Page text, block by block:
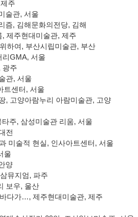
제주
술관, 서울
즘, 김해문화의전당, 김해
, 제주현대미술관, 제주
하여, 부산시립미술관, 부산
리GMA, 서울
광주
관, 서울
트센터, 서울
, 고양아람누리 아람미술관, 고양
타주, 삼성미술관 리움, 서울
전
미술적 현실, 인사아트센터, 서울
울
양
뮤지엄, 파주
보우, 울산
다가…, 제주현대미술관, 제주